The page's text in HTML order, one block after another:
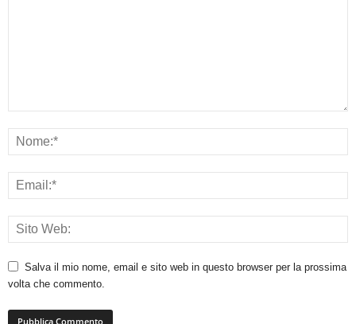
Salva il mio nome, email e sito web in questo browser per la prossima
volta che commento.